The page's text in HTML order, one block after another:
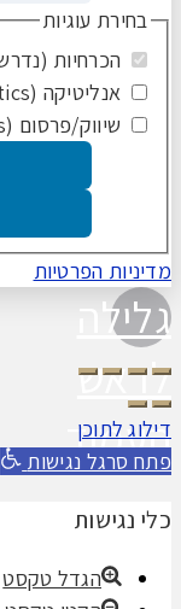
בחירת עוגיות
הכרחיות
אנליטיקה (Google Analytics)
שיווק/פרסום (Facebook/Ads)
מדיניות הפרטיות
גלילה
לראש
העמוד
דילוג לתוכן
פתח סרגל נגישות
כלי נגישות
הגדל טקסט